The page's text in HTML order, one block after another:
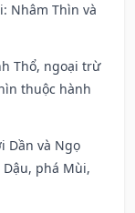
Nhâm Thìn và
Thổ, ngoại trừ
thuộc hành
Dần và Ngọ
phá Mùi,